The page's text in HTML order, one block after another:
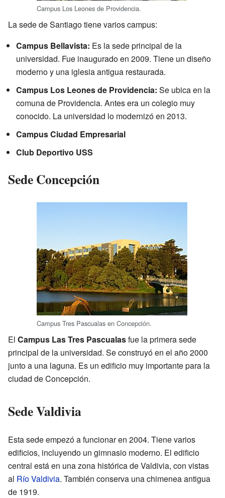
Campus Los Leones de Providencia.
La sede de Santiago tiene varios campus:
Campus Bellavista: Es la sede principal de la
universidad. Fue inaugurado en 2009. Tiene un diseño
moderno y una iglesia antigua restaurada.
Campus Los Leones de Providencia: Se ubica en la
comuna de Providencia. Antes era un colegio muy
conocido. La universidad lo modernizó en 2013.
Campus Ciudad Empresarial
Club Deportivo USS
Sede Concepción
Campus Tres Pascualas en Concepción.
El Campus Las Tres Pascualasfue la primera sede
principal de la universidad. Se construyó en el año 2000
junto a una laguna. Es un edificio muy importante para la
ciudad de Concepción.
Sede Valdivia
Esta sede empezó a funcionar en 2004. Tiene varios
edificios, incluyendo un gimnasio moderno. El edificio
central está en una zona histórica de Valdivia, con vistas
al Río Valdivia. También conserva una chimenea antigua
de 1919.